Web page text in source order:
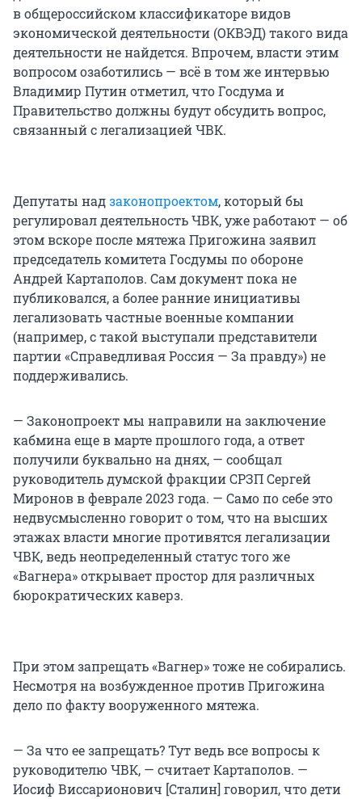
в общероссийском классификаторе видов
экономической деятельности (ОКВЭД) такого вида
деятельности не найдется. Впрочем, власти этим
вопросом озаботились — всё в том же интервью
Владимир Путин отметил, что Госдума и
Правительство должны будут обсудить вопрос,
связанный с легализацией ЧВК.
Депутаты надзаконопроектом, который бы
регулировал деятельность ЧВК, уже работают — об
этом вскоре после мятежа Пригожина заявил
председатель комитета Госдумы по обороне
Андрей Картаполов. Сам документ пока не
публиковался, а более ранние инициативы
легализовать частные военные компании
(например, с такой выступали представители
партии «Справедливая Россия — За правду») не
поддерживались.
— Законопроект мы направили на заключение
кабмина еще в марте прошлого года, а ответ
получили буквально на днях, — сообщал
руководитель думской фракции СРЗП Сергей
Миронов в феврале 2023 года. — Само по себе это
недвусмысленно говорит о том, что на высших
этажах власти многие противятся легализации
ЧВК, ведь неопределенный статус того же
«Вагнера» открывает простор для различных
бюрократических каверз.
При этом запрещать «Вагнер» тоже не собирались.
Несмотря на возбужденное против Пригожина
дело по факту вооруженного мятежа.
— За что ее запрещать? Тут ведь все вопросы к
руководителю ЧВК, — считает Картаполов. —
Иосиф Виссарионович [Сталин] говорил, что дети